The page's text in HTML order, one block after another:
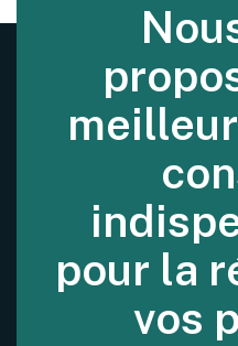
pour la
vos